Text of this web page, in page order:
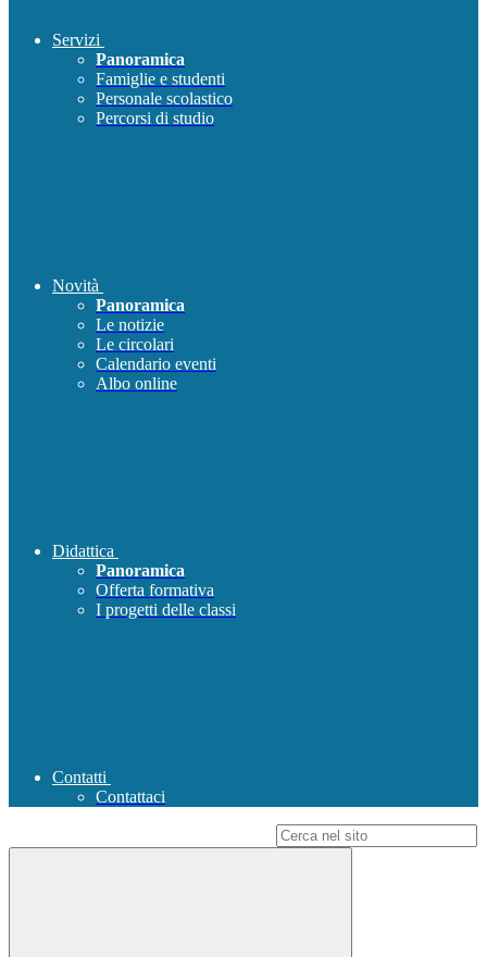
Servizi
Panoramica
Famiglie e studenti
Personale scolastico
Percorsi di studio
Novità
Panoramica
Le notizie
Le circolari
Calendario eventi
Albo online
Didattica
Panoramica
Offerta formativa
I progetti delle classi
Contatti
Contattaci